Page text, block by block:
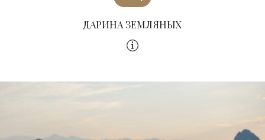
ДАРИНА ЗЕМЛЯНЫХ